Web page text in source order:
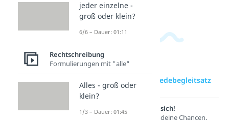
zur Videoseite: Redebegleitsatz
Lernen lohnt sich!
Entdecke hier deine Chancen.
jeder einzelne -
groß oder klein?
6/6 – Dauer: 01:11
Rechtschreibung
Formulierungen mit "alle"
Alles - groß oder
klein?
1/3 – Dauer: 01:45